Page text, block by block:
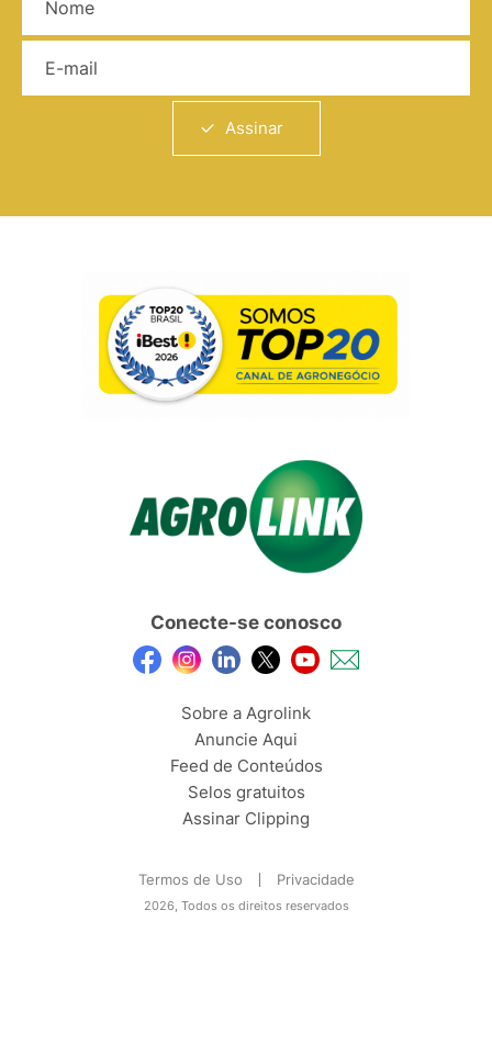
Assinar
Conecte-se conosco
Sobre a Agrolink
Anuncie Aqui
Feed de Conteúdos
Selos gratuitos
Assinar Clipping
Termos de Uso Privacidade
2026, Todos os direitos reservados